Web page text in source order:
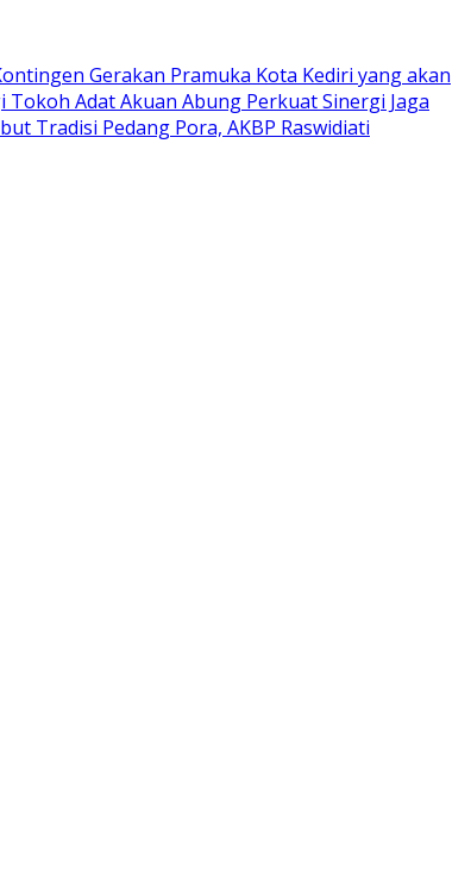
Gerakan Pramuka Kota Kediri yang akan
Adat Akuan Abung Perkuat Sinergi Jaga
Tradisi Pedang Pora, AKBP Raswidiati